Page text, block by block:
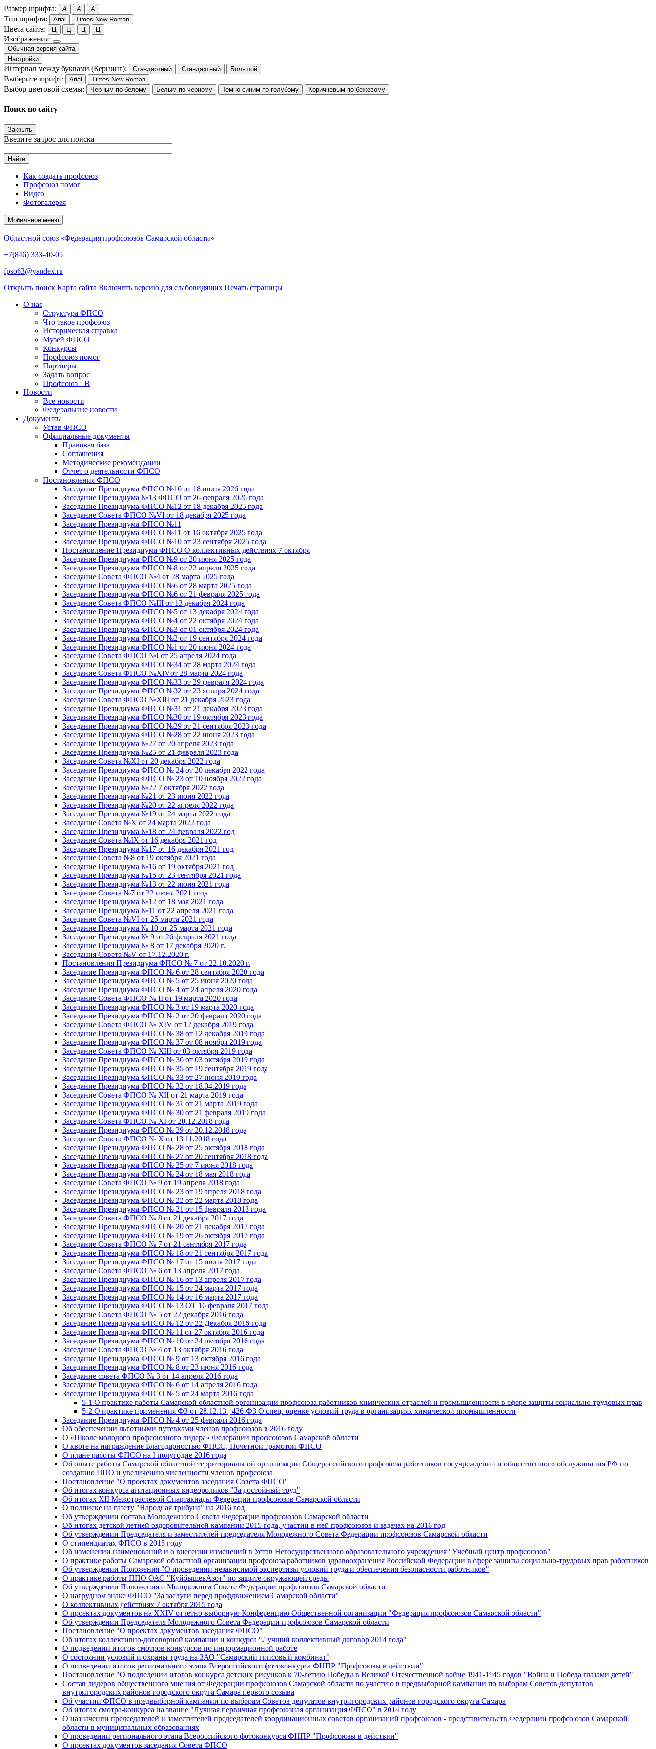
Размер шрифта: A A A
Тип шрифта: Arial Times New Roman
Цвета сайта: Ц Ц Ц Ц
Изображения:
Обычная версия сайта
Настройки
Интервал между буквами (Кернинг): Стандартный Стандартный Большой
Выберите шрифт: Arial Times New Roman
Выбор цветовой схемы: Черным по белому Белым по черному Темно-синим по голубому Коричневым по бежевому
Поиск по сайту
Закрыть
Введите запрос для поиска
Найти
Как создать профсоюз
Профсоюз помог
Видео
Фотогалерея
Мобильное меню
Областной союз «Федерация профсоюзов Самарской области»
+7(846) 333-40-05
fpso63@yandex.ru
Открыть поиск Карта сайта Включить версию для слабовидящих Печать страницы
О нас
Структура ФПСО
Что такое профсоюз
Историческая справка
Музей ФПСО
Конкурсы
Профсоюз помог
Партнеры
Задать вопрос
Профсоюз ТВ
Новости
Все новости
Федеральные новости
Документы
Устав ФПСО
Официальные документы
Правовая база
Соглашения
Методические рекомендации
Отчет о деятельности ФПСО
Постановления ФПСО
Заседание Президиума ФПСО №16 от 18 июня 2026 года
Заседание Президиума №13 ФПСО от 26 февраля 2026 года
Заседание Президиума ФПСО №12 от 18 декабря 2025 года
Заседание Совета ФПСО №VI от 18 декабря 2025 года
Заседание Президиума ФПСО №11
Заседание Президиума ФПСО №11 от 16 октября 2025 года
Заседание Президиума ФПСО №10 от 23 сентября 2025 года
Постановление Президиума ФПСО О коллективных действиях 7 октября
Заседание Президиума ФПСО №9 от 20 июня 2025 года
Заседание Президиума ФПСО №8 от 22 апреля 2025 года
Заседание Совета ФПСО №4 от 28 марта 2025 года
Заседание Президиума ФПСО №6 от 28 марта 2025 года
Заседание Президиума ФПСО №6 от 21 февраля 2025 года
Заседание Совета ФПСО №III от 13 декабря 2024 года
Заседание Президиума ФПСО №5 от 13 декабря 2024 года
Заседание Президиума ФПСО №4 от 22 октября 2024 года
Заседание Президиума ФПСО №3 от 01 октября 2024 года
Заседание Президиума ФПСО №2 от 19 сентября 2024 года
Заседание Президиума ФПСО №1 от 20 июня 2024 года
Заседание Совета ФПСО №I от 25 апреля 2024 года
Заседание Президиума ФПСО №34 от 28 марта 2024 года
Заседание Совета ФПСО №XIVот 28 марта 2024 года
Заседание Президиума ФПСО №33 от 29 февраля 2024 года
Заседание Президиума ФПСО №32 от 23 января 2024 года
Заседание Совета ФПСО №XIII от 21 декабря 2023 года
Заседание Президиума ФПСО №31 от 21 декабря 2023 года
Заседание Президиума ФПСО №30 от 19 октября 2023 года
Заседание Президиума ФПСО №29 от 21 сентября 2023 года
Заседание Президиума ФПСО №28 от 22 июня 2023 года
Заседание Президиума №27 от 20 апреля 2023 года
Заседание Президиума №25 от 21 февраля 2023 года
Заседание Совета №XI от 20 декабря 2022 года
Заседание Президиума ФПСО № 24 от 20 декабря 2022 года
Заседание Президиума ФПСО № 23 от 10 ноября 2022 года
Заседание Президиума №22 7 октября 2022 года
Заседание Президиума №21 от 23 июня 2022 года
Заседание Президиума №20 от 22 апреля 2022 года
Заседание Президиума №19 от 24 марта 2022 года
Заседание Совета №X от 24 марта 2022 года
Заседание Президиума №18 от 24 февраля 2022 год
Заседание Совета №IX от 16 декабря 2021 год
Заседание Президиума №17 от 16 декабря 2021 год
Заседание Совета №8 от 19 октября 2021 года
Заседание Президиума №16 от 19 октября 2021 год
Заседание Президиума №15 от 23 сентября 2021 года
Заседание Президиума №13 от 22 июня 2021 года
Заседание Совета №7 от 22 июня 2021 года
Заседание Президиума №12 от 18 мая 2021 года
Заседание Президиума №11 от 22 апреля 2021 года
Заседание Совета №VI от 25 марта 2021 года
Заседание Президиума № 10 от 25 марта 2021 года
Заседание Президиума № 9 от 26 февраля 2021 года
Заседание Президиума № 8 от 17 декабря 2020 г.
Заседания Совета №V от 17.12.2020 г.
Постановления Президиума ФПСО № 7 от 22.10.2020 г.
Заседание Президиума ФПСО № 6 от 28 сентября 2020 года
Заседание Президиума ФПСО № 5 от 25 июня 2020 года
Заседание Президиума ФПСО № 4 от 24 апреля 2020 года
Заседание Совета ФПСО № II от 19 марта 2020 года
Заседание Президиума ФПСО № 3 от 19 марта 2020 года
Заседание Президиума ФПСО № 2 от 20 февраля 2020 года
Заседание Совета ФПСО № XIV от 12 декабря 2019 года
Заседание Президиума ФПСО № 38 от 12 декабря 2019 года
Заседание Президиума ФПСО № 37 от 08 ноября 2019 года
Заседание Совета ФПСО № XIII от 03 октября 2019 года
Заседание Президиума ФПСО № 36 от 03 октября 2019 года
Заседание Президиума ФПСО № 35 от 19 сентября 2019 года
Заседание Президиума ФПСО № 33 от 27 июня 2019 года
Заседание Президиума ФПСО № 32 от 18.04.2019 года
Заседание Совета ФПСО № XII от 21 марта 2019 года
Заседание Президиума ФПСО № 31 от 21 марта 2019 года
Заседание Президиума ФПСО № 30 от 21 февраля 2019 года
Заседание Совета ФПСО № XI от 20.12.2018 года
Заседание Президиума ФПСО № 29 от 20.12.2018 года
Заседание Совета ФПСО № X от 13.11.2018 года
Заседание Президиума ФПСО № 28 от 25 октября 2018 года
Заседание Президиума ФПСО № 27 от 20 сентября 2018 года
Заседание Президиума ФПСО № 25 от 7 июня 2018 года
Заседание Президиума ФПСО № 24 от 18 мая 2018 года
Заседание Совета ФПСО № 9 от 19 апреля 2018 года
Заседание Президиума ФПСО № 23 от 19 апреля 2018 года
Заседание Президиума ФПСО № 22 от 22 марта 2018 года
Заседание Президиума ФПСО № 21 от 15 февраля 2018 года
Заседание Совета ФПСО № 8 от 21 декабря 2017 года
Заседание Президиума ФПСО № 20 от 21 декабря 2017 года
Заседание Президиума ФПСО № 19 от 26 октября 2017 года
Заседание Совета ФПСО № 7 от 21 сентября 2017 года
Заседание Президиума ФПСО № 18 от 21 сентября 2017 года
Заседание Президиума ФПСО № 17 от 15 июня 2017 года
Заседание Совета ФПСО № 6 от 13 апреля 2017 года
Заседание Президиума ФПСО № 16 от 13 апреля 2017 года
Заседание Президиума ФПСО № 15 от 24 марта 2017 года
Заседание Президиума ФПСО № 14 от 16 марта 2017 года
Заседание Президиума ФПСО № 13 ОТ 16 февраля 2017 года
Заседание Совета ФПСО № 5 от 22 декабря 2016 года
Заседание Президиума ФПСО № 12 от 22 Декабря 2016 года
Заседание Президиума ФПСО № 11 от 27 октября 2016 года
Заседание Президиума ФПСО № 10 от 24 октября 2016 года
Заседание Совета ФПСО № 4 от 13 октября 2016 года
Заседание Президиума ФПСО № 9 от 13 октября 2016 года
Заседание Президиума ФПСО № 8 от 23 июня 2016 года
Заседание совета ФПСО № 3 от 14 апреля 2016 года
Заседание Президиума ФПСО № 6 от 14 апреля 2016 года
Заседание Президиума ФПСО № 5 от 24 марта 2016 года
5-1 О практике работы Самарской областной организации профсоюза работников химических отраслей и промышленности в сфере защиты социально-трудовых прав
5-2 О практике применения ФЗ от 28.12.13 ¦ 426-ФЗ О спец. оценке условий труда в организациях химической промышленности
Заседание Президиума ФПСО № 4 от 25 февраля 2016 года
Об обеспечении льготными путевками членов профсоюзов в 2016 году
О «Школе молодого профсоюзного лидера» Федерации профсоюзов Самарской области
О квоте на награждение Благодарностью ФПСО, Почетной грамотой ФПСО
О плане работы ФПСО на I полугодие 2016 года
Об опыте работы Самарской областной территориальной организации Общероссийского профсоюза работников госучреждений и общественного обслуживания РФ по
созданию ППО и увеличению численности членов профсоюза
Постановление "О проектах документов заседания Совета ФПСО"
Об итогах конкурса агитационных видеороликов "За достойный труд"
Об итогах XII Межотраслевой Спартакиады Федерации профсоюзов Самарской области
О подписке на газету "Народная трибуна" на 2016 год
Об утверждении состава Молодежного Совета Федерации профсоюзов Самарской области
Об итогах детской летней оздоровительной кампании 2015 года, участии в ней профсоюзов и задачах на 2016 год
Об утверждении Председателя и заместителей председателя Молодежного Совета Федерации профсоюзов Самарской области
О стипендиатах ФПСО в 2015 году
Об изменении наименований и о внесении изменений в Устав Негосударственного образовательного учреждения "Учебный центр профсоюзов"
О практике работы Самарской областной организации профсоюза работников здравоохранения Российской Федерации в сфере защиты социально-трудовых прав работников
Об утверждении Положения "О проведении независимой экспертизы условий труда и обеспечения безопасности работников"
О практике работы ППО ОАО "КуйбышевАзот" по защите окружающей среды
Об утверждении Положения о Молодежном Совете Федерации профсоюзов Самарской области
О нагрудном знаке ФПСО "За заслуги перед профдвижением Самарской области"
О коллективных действиях 7 октября 2015 года
О проектах документов на XXIV отчетно-выборную Конференцию Общественной организации "Федерация профсоюзов Самарской области"
Об утверждении Председателя Молодежного Совета Федерации профсоюзов Самарской области
Постановление "О проектах документов заседания ФПСО"
Об итогах коллективно-договорной кампании и конкурса "Лучший коллективный договор 2014 года"
О подведении итогов смотров-конкурсов по информационной работе
О состоянии условий и охраны труда на ЗАО "Самарский гипсовый комбинат"
О подведении итогов регионального этапа Всероссийского фотоконкурса ФНПР "Профсоюзы в действии"
Постановление "О подведении итогов конкурса детских рисунков к 70-летию Победы в Великой Отечественной войне 1941-1945 годов "Война и Победа глазами детей"
Состав лидеров общественного мнения от Федерации профсоюзов Самарской области по участию в предвыборной кампании по выборам Советов депутатов
внутригородских районов городского округа Самара первого созыва
Об участии ФПСО в предвыборной кампании по выборам Советов депутатов внутригородских районов городского округа Самара
Об итогах смотра-конкурса на звание "Лучшая первичная профсоюзная организация ФПСО" в 2014 году
О назначении председателей и заместителей председателей координационных советов организаций профсоюзов - представительств Федерации профсоюзов Самарской
области в муниципальных образованиях
О проведении регионального этапа Всероссийского фотоконкурса ФНПР "Профсоюзы в действии"
О проектах документов заседания Совета ФПСО